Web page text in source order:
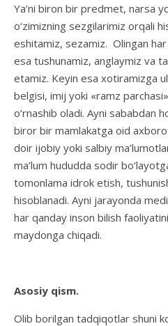
Ya’ni biron bir predmet, narsa
o‘zimizning sezgilarimiz orqali
eshitamiz, sezamiz. Olingan
esa tushunamiz, anglaymiz va
etamiz. Keyin esa xotiramizga
belgisi, imij yoki «ramz
o‘rnashib oladi. Ayni sababdan
biror bir mamlakatga oid
doir ijobiy yoki salbiy
ma’lum hududda sodir
tomonlama idrok etish,
hisoblanadi. Ayni jarayonda
har qanday inson bilish
maydonga chiqadi.
Asosiy qism.
Olib borilgan tadqiqotlar shuni